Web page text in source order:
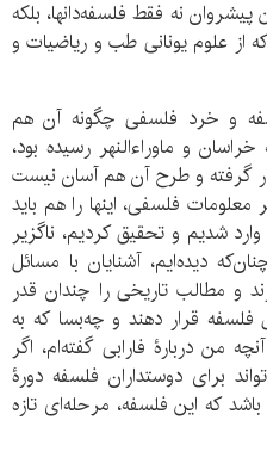
نه فقط فلسفه‌دانها، بلکه
از علوم یونانی طب و ریاضیات و
و خرد فلسفی چگونه آن هم
و ماوراءالنهر رسیده بود،
گرفته و طرح آن هم آسان نیست
فلسفی، اینها را هم باید
شدیم و تحقیق کردیم، ناگزیر
دیده‌ایم، آشنایان با مسائل
و مطالب تاریخی را چندان قدر
فلسفه قرار دهند و چه‌بسا که به
من دربارۀ فارابی گفته‌ام، اگر
برای دوستداران فلسفه دورۀ
که این فلسفه، مرحله‌ای تازه